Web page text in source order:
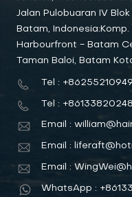
Jalan Pulobuaran IV
Batam, Indonesia:Komp.
Harbourfront - Batam
Taman Baloi, Batam
Tel :
Tel :
Email :
Email :
Email :
WhatsApp :